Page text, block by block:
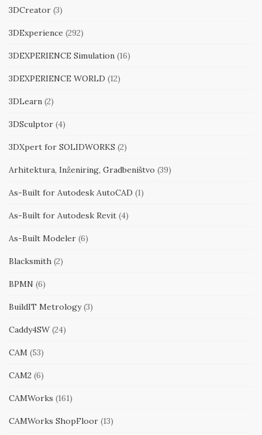
3DCreator (3)
3DExperience (292)
3DEXPERIENCE Simulation (16)
3DEXPERIENCE WORLD (12)
3DLearn (2)
3DSculptor (4)
3DXpert for SOLIDWORKS (2)
Arhitektura, Inženiring, Gradbeništvo (39)
As-Built for Autodesk AutoCAD (1)
As-Built for Autodesk Revit (4)
As-Built Modeler (6)
Blacksmith (2)
BPMN (6)
BuildIT Metrology(3)
Caddy4SW (24)
CAM (53)
CAM2 (6)
CAMWorks (161)
CAMWorks ShopFloor (13)